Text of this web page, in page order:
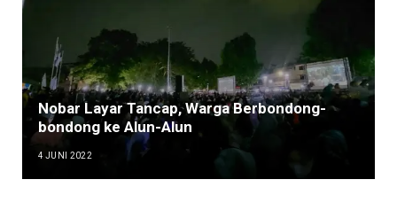
Nobar Layar Tancap, Warga Berbondong-
bondong ke Alun-Alun
4 JUNI 2022